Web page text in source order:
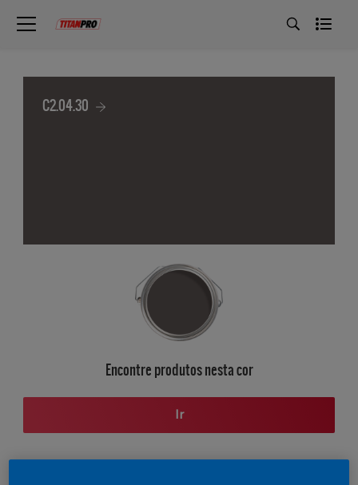
C2.04.30
Encontre produtos nesta cor
Ir